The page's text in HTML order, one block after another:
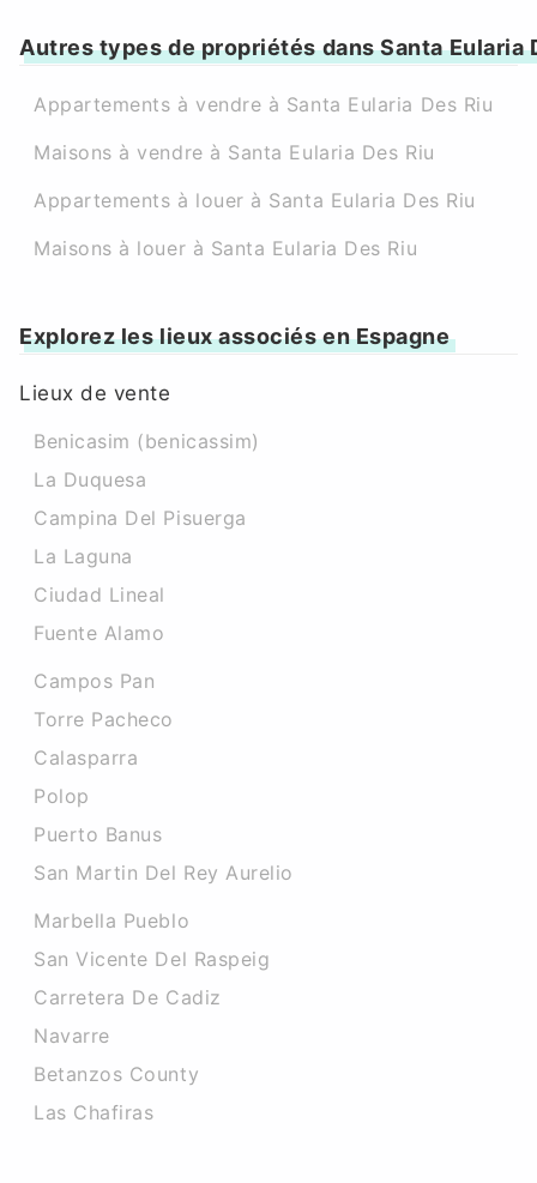
Autres types de propriétés dans Santa Eularia
Appartements à vendre à Santa Eularia Des Riu
Maisons à vendre à Santa Eularia Des Riu
Appartements à louer à Santa Eularia Des Riu
Maisons à louer à Santa Eularia Des Riu
Explorez les lieux associés en Espagne
Lieux de vente
Benicasim (benicassim)
La Duquesa
Campina Del Pisuerga
La Laguna
Ciudad Lineal
Fuente Alamo
Campos Pan
Torre Pacheco
Calasparra
Polop
Puerto Banus
San Martin Del Rey Aurelio
Marbella Pueblo
San Vicente Del Raspeig
Carretera De Cadiz
Navarre
Betanzos County
Las Chafiras